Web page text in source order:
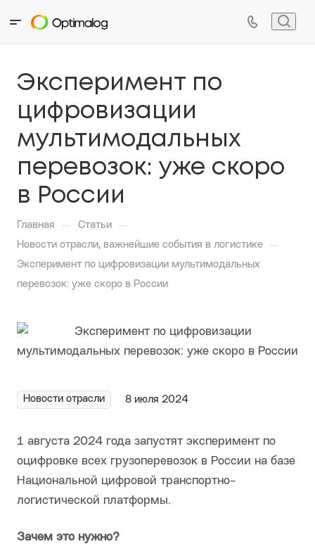
Эксперимент по
цифровизации
мультимодальных
перевозок: уже скоро
в России
Главная — Статьи —
Новости отрасли, важнейшие события в логистике —
Эксперимент по цифровизации мультимодальных
перевозок: уже скоро в России
Новости отрасли 8 июля 2024
1 августа 2024 года запустят эксперимент по
оцифровке всех грузоперевозок в России на базе
Национальной цифровой транспортно-
логистической платформы.
Зачем это нужно?